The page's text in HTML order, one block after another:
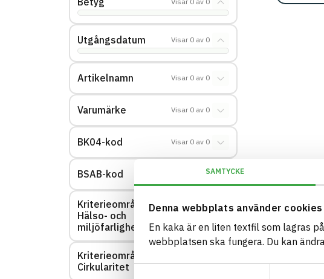
SAMTYCKE
Denna webbplats använder cookies
En kaka är en liten textfil som lagras
webbplatsen ska fungera. Du kan
Utgångsdatum Visar 0 av 0
Artikelnamn Visar 0 av 0
Varumärke Visar 0 av 0
BK04-kod Visar 0 av 0
BSAB-kod 0
Kriterieområde:
Hälso- och
miljöfarlighet
0
Kriterieområde:
Cirkularitet